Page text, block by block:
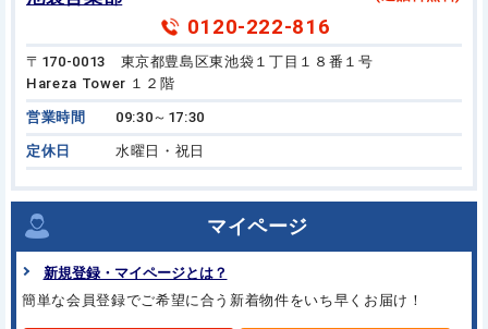
0120-222-816
〒170-0013 東京都豊島区東池袋１丁目１８番１号
Hareza Tower １２階
営業時間 09:30～17:30
定休日 水曜日・祝日
マイページ
新規登録・マイページとは？
簡単な会員登録でご希望に合う 新着物件をいち早くお届け！